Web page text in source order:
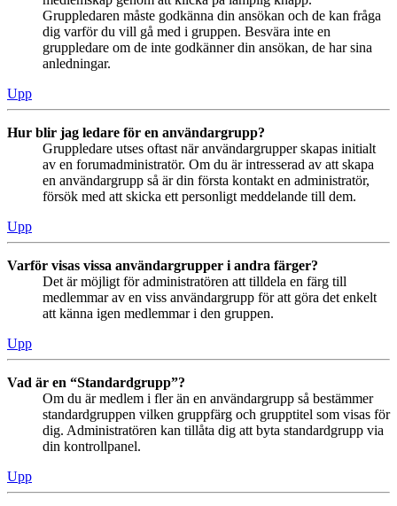
Gruppledaren måste godkänna din ansökan och de kan fråga
dig varför du vill gå med i gruppen. Besvära inte en
gruppledare om de inte godkänner din ansökan, de har sina
anledningar.
Upp
Hur blir jag ledare för en användargrupp?
Gruppledare utses oftast när användargrupper skapas initialt
av en forumadministratör. Om du är intresserad av att skapa
en användargrupp så är din första kontakt en administratör,
försök med att skicka ett personligt meddelande till dem.
Upp
Varför visas vissa användargrupper i andra färger?
Det är möjligt för administratören att tilldela en färg till
medlemmar av en viss användargrupp för att göra det enkelt
att känna igen medlemmar i den gruppen.
Upp
Vad är en “Standardgrupp”?
Om du är medlem i fler än en användargrupp så bestämmer
standardgruppen vilken gruppfärg och grupptitel som visas för
dig. Administratören kan tillåta dig att byta standardgrupp via
din kontrollpanel.
Upp